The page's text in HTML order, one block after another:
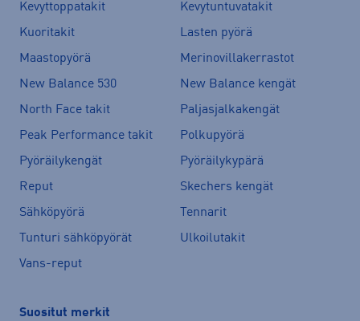
Kevyttoppatakit
Kevytuntuvatakit
Kuoritakit
Lasten pyörä
Maastopyörä
Merinovillakerrastot
New Balance 530
New Balance kengät
North Face takit
Paljasjalkakengät
Peak Performance takit
Polkupyörä
Pyöräilykengät
Pyöräilykypärä
Reput
Skechers kengät
Sähköpyörä
Tennarit
Tunturi sähköpyörät
Ulkoilutakit
Vans-reput
Suositut merkit